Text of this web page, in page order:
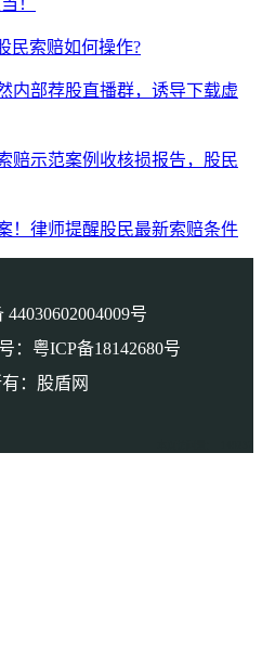
！
民索赔如何操作?
内部荐股直播群，诱导下载虚
赔示范案例收核损报告，股民
！律师提醒股民最新索赔条件
号
：粤ICP备18142680号
：股盾网